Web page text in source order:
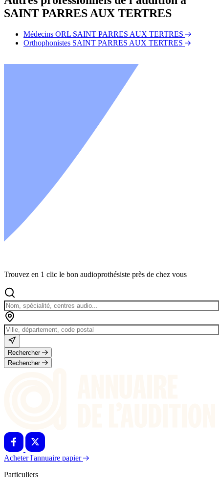
SAINT PARRES AUX TERTRES
Médecins ORL SAINT PARRES AUX TERTRES
Orthophonistes SAINT PARRES AUX TERTRES
Trouvez en 1 clic le bon audioprothésiste près de chez vous
Rechercher
Rechercher
Acheter l'annuaire papier
Particuliers